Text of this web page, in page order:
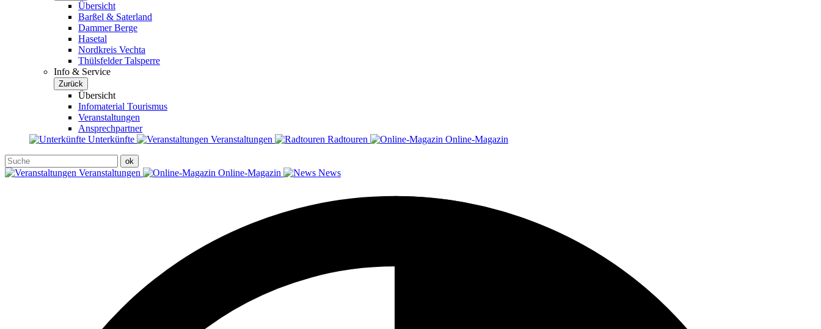
Übersicht
Barßel & Saterland
Dammer Berge
Hasetal
Nordkreis Vechta
Thülsfelder Talsperre
Info & Service
Zurück
Übersicht
Infomaterial Tourismus
Veranstaltungen
Ansprechpartner
Unterkünfte
Veranstaltungen Radtouren Online-Magazin
Veranstaltungen Online-Magazin News